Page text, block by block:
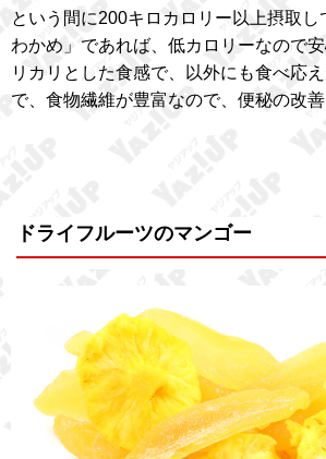
という間に200キロカロリー以上摂取
わかめ」であれば、低カロリーなので
リカリとした食感で、以外にも食べ応
で、食物繊維が豊富なので、便秘の改善
ドライフルーツのマンゴー